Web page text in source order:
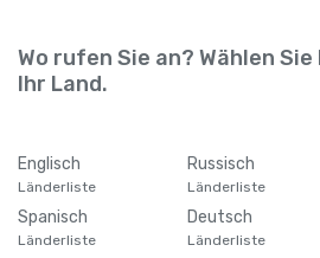
Wo rufen Sie an? Wählen
Ihr Land.
Englisch
Länderliste
Russisch
Länderliste
Spanisch
Länderliste
Deutsch
Länderliste